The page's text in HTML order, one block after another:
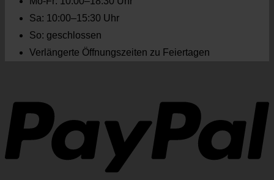
Sa: 10:00–15:30 Uhr
So: geschlossen
Verlängerte Öffnungszeiten zu Feiertagen